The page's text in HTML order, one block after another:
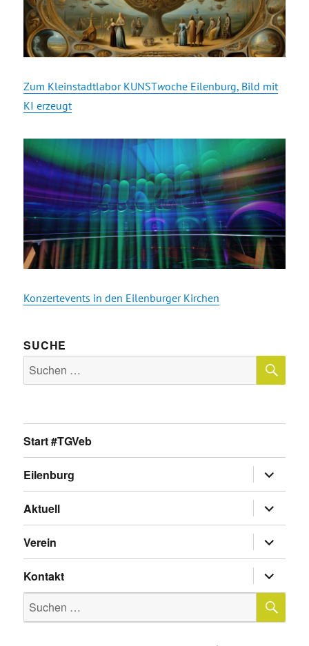
Zum Kleinstadtlabor KUNSTwoche Eilenburg, Bild mit
KI erzeugt
Konzertevents in den Eilenburger Kirchen
SUCHE
Suche
nach:
Start #TGVeb
Eilenburg
anzeigen
Aktuell
anzeigen
Verein
anzeigen
Kontakt
anzeigen
Suche
nach: